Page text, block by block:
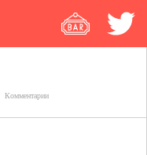
Комментарии